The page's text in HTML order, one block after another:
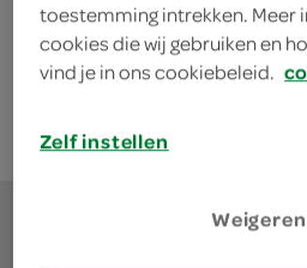
1.69
toestemming intrekken. Meer
cookies die wij gebruiken en
vind je in ons cookiebeleid.
Zelf instellen
Weigeren